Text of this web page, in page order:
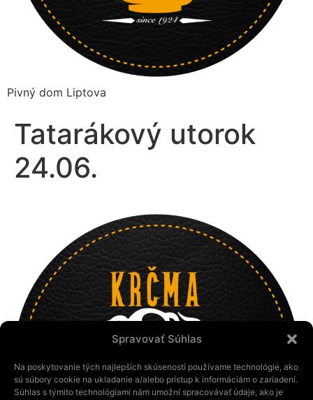
Spravovať Súhlas
Na poskytovanie tých najlepších skúseností používame technológie, ako
sú súbory cookie na ukladanie a/alebo prístup k informáciám o zariadení.
Súhlas s týmito technológiami nám umožní spracovávať údaje, ako je
Pivný dom Liptova
Tatarákový utorok
24.06.